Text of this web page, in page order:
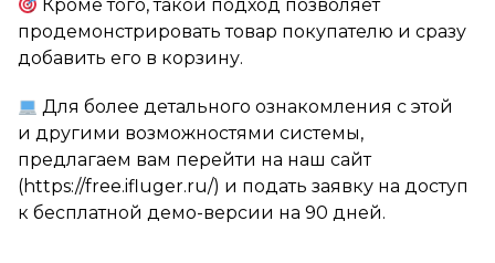
Кроме того, такой подход позволяет
продемонстрировать товар покупателю и сразу
добавить его в корзину.
Для более детального ознакомления с этой
и другими возможностями системы,
предлагаем вам перейти на наш сайт
(https://free.ifluger.ru/) и подать заявку на доступ
к бесплатной демо-версии на 90 дней.